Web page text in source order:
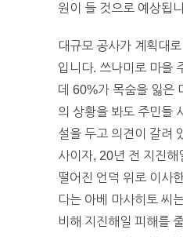
원이 들 것으로 예상됩
대규모 공사가 계획대
입니다. 쓰나미로 마을
데 60%가 목숨을 잃은
의 상황을 봐도 주민들
설을 두고 의견이 갈려
사이자, 20년 전 지진해
떨어진 언덕 위로 이사
다는 아베 마사히토 씨
비해 지진해일 피해를